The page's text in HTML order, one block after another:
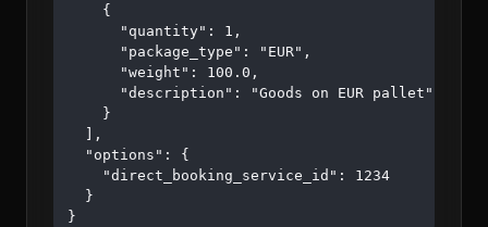
    {
      "quantity": 1,
      "package_type": "EUR",
      "weight": 100.0,
      "description": "Goods on EUR pallet"
    }
  ],
  "options": {
    "direct_booking_service_id": 1234
  }
}